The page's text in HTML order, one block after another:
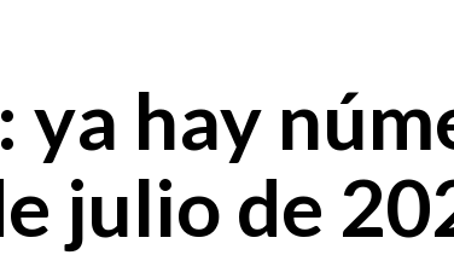
ya hay
julio de